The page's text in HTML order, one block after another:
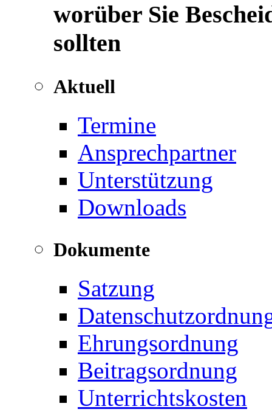
worüber Sie
sollten
Aktuell
Termine
Ansprechpartner
Unterstützung
Downloads
Dokumente
Satzung
Ehrungsordnung
Beitragsordnung
Unterrichtskosten